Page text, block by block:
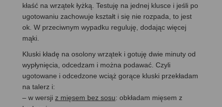
kłaść na wrzątek łyżką. Testuję na jednej klusce i jeśli po
ugotowaniu zachowuje kształt i się nie rozpada, to jest
ok. W przeciwnym wypadku reguluję, dodając więcej
mąki.
Kluski kładę na osolony wrzątek i gotuję dwie minuty od
wypłynięcia, odcedzam i można podawać. Czyli
ugotowane i odcedzone wciąż gorące kluski przekładam
na talerz i:
– w wersji z mięsem bez sosu: obkładam mięsem z